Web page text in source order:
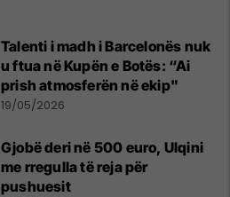
Talenti i madh i Barcelonës nuk
u ftua në Kupën e Botës: “Ai
prish atmosferën në ekip"
19/05/2026
Gjobë deri në 500 euro, Ulqini
me rregulla të reja për
pushuesit